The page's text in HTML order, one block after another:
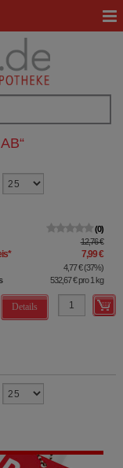
“
0
12,76 €
* 7,99 €
4,77 €(37%)
532,67 €pro 1 kg
Details